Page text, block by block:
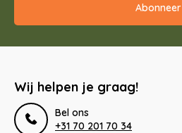
Abonneer
Wij helpen je graag!
Bel ons
+31 70 201 70 34